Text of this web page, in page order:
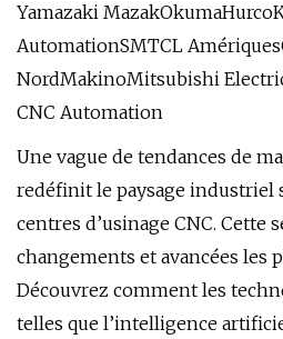
Yamazaki
AutomationSMTCL
NordMakinoMitsubishi
CNC Automation
Une vague de tendances de
redéfinit le paysage industriel
centres d’usinage CNC. Cette
changements et avancées les
Découvrez comment les
telles que l’intelligence